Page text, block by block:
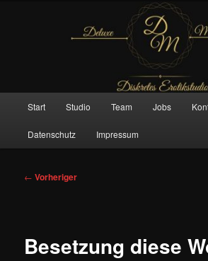
Deluxe Massagen And
Start Studio Team Jobs
Datenschutz Impressum
Beitragsnavigation
← Vorheriger
Besetzung diese